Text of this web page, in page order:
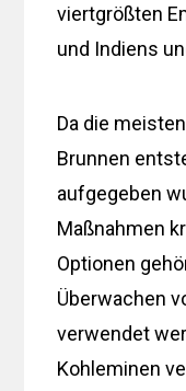
viertgrößten
und Indiens
Da die
Brunnen
aufgegeben
Maßnahmen
Optionen
Überwachen
verwendet
Kohleminen